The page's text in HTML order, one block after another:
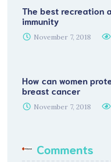
The best recreation
immunity
November 7, 2018
How can women
breast cancer
November 7, 2018
Comments